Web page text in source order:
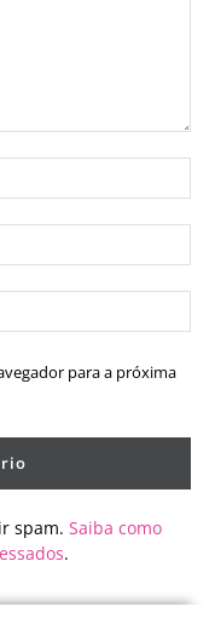
para a próxima
spam. Saiba como
.